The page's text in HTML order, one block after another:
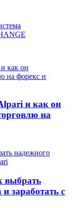
и как он
на
выбрать
заработать с